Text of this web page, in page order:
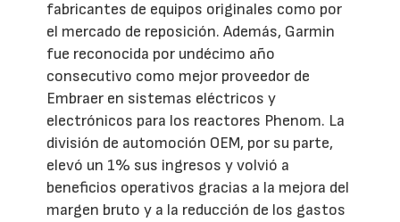
fabricantes de equipos originales como por
el mercado de reposición. Además, Garmin
fue reconocida por undécimo año
consecutivo como mejor proveedor de
Embraer en sistemas eléctricos y
electrónicos para los reactores Phenom. La
división de automoción OEM, por su parte,
elevó un 1% sus ingresos y volvió a
beneficios operativos gracias a la mejora del
margen bruto y a la reducción de los gastos